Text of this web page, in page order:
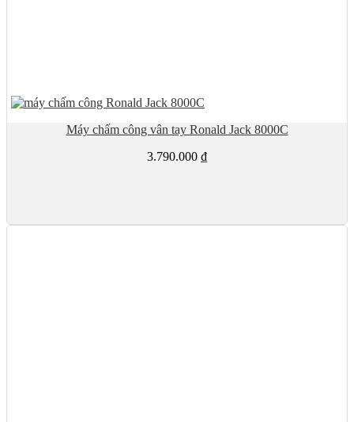
Máy chấm công vân tay Ronald Jack 8000C
3.790.000 ₫